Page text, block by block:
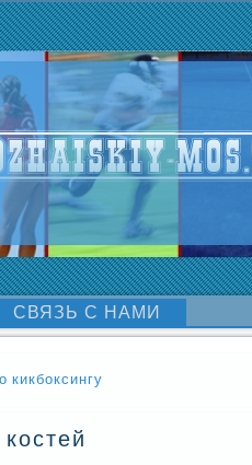
СВЯЗЬ С НАМИ
кикбоксингу